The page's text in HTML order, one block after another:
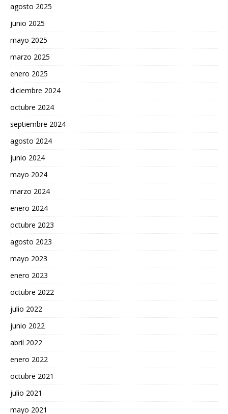
agosto 2025
junio 2025
mayo 2025
marzo 2025
enero 2025
diciembre 2024
octubre 2024
septiembre 2024
agosto 2024
junio 2024
mayo 2024
marzo 2024
enero 2024
octubre 2023
agosto 2023
mayo 2023
enero 2023
octubre 2022
julio 2022
junio 2022
abril 2022
enero 2022
octubre 2021
julio 2021
mayo 2021